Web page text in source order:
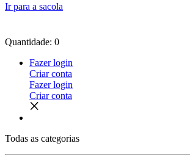
Ir para a sacola
Quantidade: 0
Fazer login
Criar conta
Fazer login
Criar conta
Todas as categorias